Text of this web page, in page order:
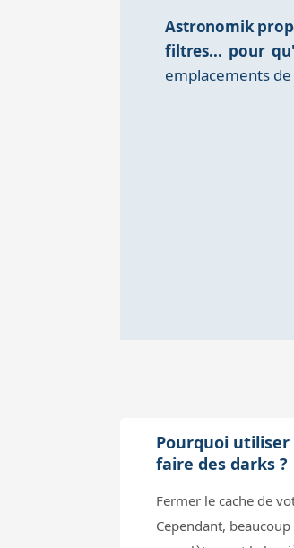
Astronomik
filtres... pour
emplacements
Pourquoi
faire des darks ?
Fermer le cache de
Cependant,